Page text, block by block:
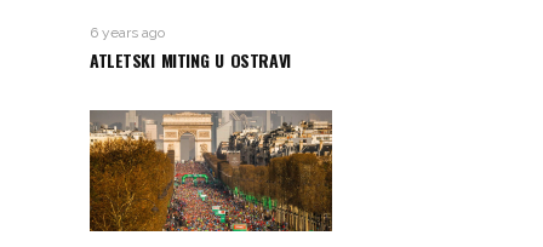
6 years ago
ATLETSKI MITING U OSTRAVI